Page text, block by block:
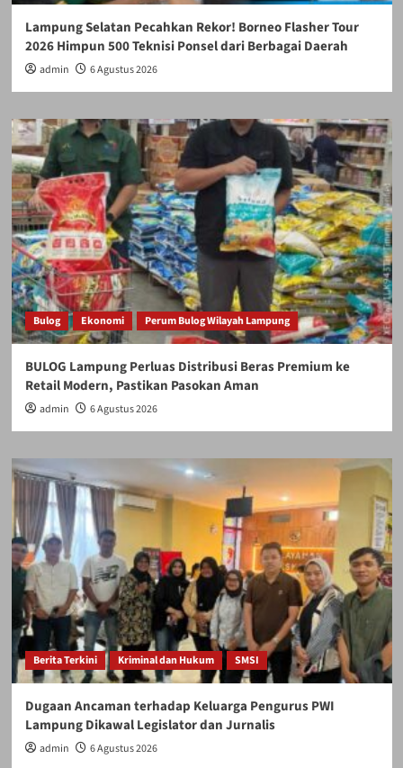
Lampung Selatan Pecahkan Rekor! Borneo Flasher Tour
2026 Himpun 500 Teknisi Ponsel dari Berbagai Daerah
admin 6 Agustus 2026
Bulog Ekonomi Perum Bulog Wilayah Lampung
BULOG Lampung Perluas Distribusi Beras Premium ke
Retail Modern, Pastikan Pasokan Aman
admin 6 Agustus 2026
Berita Terkini Kriminal dan Hukum SMSI
Dugaan Ancaman terhadap Keluarga Pengurus PWI
Lampung Dikawal Legislator dan Jurnalis
admin 6 Agustus 2026